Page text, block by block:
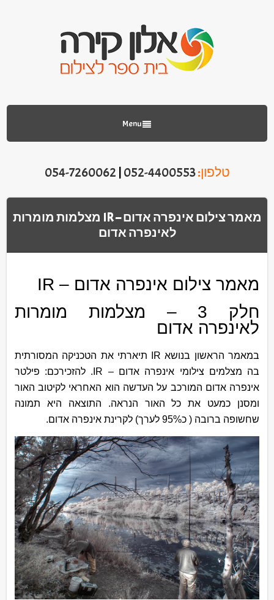
Menu
טלפון:052-4400553
054-7260062
מאמר צילום אינפרה אדום – IR מצלמות מומרות
לאינפרה אדום
מאמר צילום אינפרה אדום – IR
חלק 3 – מצלמות מומרות
לאינפרה אדום
במאמר הראשון בנושא IR
תיארתי את הטכניקה המסורתית
בה מצלמים צילומי אינפרה אדום – IR . להזכירכם: פילטר
אינפרה אדום המורכב על העדשה הוא האחראי לקיטוב האור
ומסנן כמעט את כל האור הנראה. התוצאה היא תמונה
שחשופה ברובה ( כ95%לערך) לקרינת אינפרה אדום.